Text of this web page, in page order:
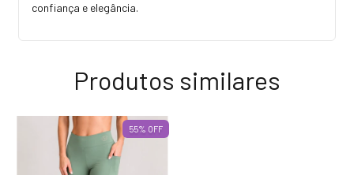
confiança e elegância.
Produtos similares
55% OFF